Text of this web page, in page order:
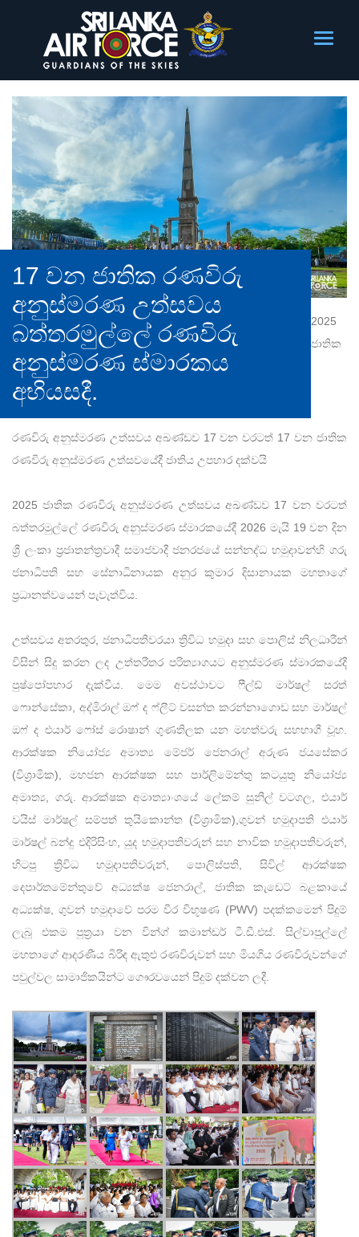
17 වන ජාතික රණවිරු
අනුස්මරණ උත්සවය
බත්තරමුල්ලේ රණවිරු
අනුස්මරණ ස්මාරකය
අභියසදී.
2025
ජාතික
රණවිරු අනුස්මරණ උත්සවය අඛණ්ඩව 17 වන වරටත් 17 වන ජාතික
රණවිරු අනුස්මරණ උත්සවයේදී ජාතිය උපහාර දක්වයි
2025 ජාතික රණවිරු අනුස්මරණ උත්සවය අඛණ්ඩව 17 වන වරටත්
බත්තරමුල්ලේ රණවිරු අනුස්මරණ ස්මාරකයේදී 2026 මැයි 19 වන දින
ශ්‍රී ලංකා ප්‍රජාතන්ත්‍රවාදී සමාජවාදී ජනරජයේ සන්නද්ධ හමුදාවන්හි ගරු
ජනාධිපති සහ සේනාධිනායක අනුර කුමාර දිසානායක මහතාගේ
ප්‍රධානත්වයෙන් පැවැත්විය.
උත්සවය අතරතුර, ජනාධිපතිවරයා ත්‍රිවිධ හමුදා සහ පොලිස් නිලධාරීන්
විසින් සිදු කරන ලද උත්තරීතර පරිත්‍යාගයට අනුස්මරණ ස්මාරකයේදී
පුෂ්පෝපහාර දැක්වීය. මෙම අවස්ථාවට ෆීල්ඩ් මාර්ෂල් සරත්
ෆොන්සේකා, අද්මිරාල් ඔෆ් ද ෆ්ලීට් වසන්ත කරන්නාගොඩ සහ මාර්ෂල්
ඔෆ් ද එයාර් ෆෝස් රොෂාන් ගුණතිලක යන මහත්වරු සහභාගී වූහ.
ආරක්ෂක නියෝජ්‍ය අමාත්‍ය මේජර් ජෙනරාල් අරුණ ජයසේකර
(විශ්‍රාමික), මහජන ආරක්ෂක සහ පාර්ලිමේන්තු කටයුතු නියෝජ්‍ය
අමාත්‍ය, ගරු. ආරක්ෂක අමාත්‍යාංශයේ ලේකම් සුනිල් වටගල, එයාර්
වයිස් මාර්ෂල් සම්පත් තුයිකොන්ත (විශ්‍රාමික),ගුවන් හමුදාපති එයාර්
මාර්ෂල් බන්දු එදිරිසිංහ, යුද හමුදාපතිවරුන් සහ නාවික හමුදාපතිවරුන්,
හිටපු ත්‍රිවිධ හමුදාපතිවරුන්, පොලිස්පති, සිවිල් ආරක්ෂක
දෙපාර්තමේන්තුවේ අධ්‍යක්ෂ ජෙනරාල්, ජාතික කැඩෙට් බළකායේ
අධ්‍යක්ෂ, ගුවන් හමුදාවේ පරම වීර විභූෂණ (PWV) පදක්කමෙන් පිදුම්
ලැබූ එකම පුත්‍රයා වන වින්ග් කමාන්ඩර් ටී.ඩී.එස්. සිල්වාපුල්ලේ
මහතාගේ ආදරණීය බිරිඳ ඇතුළු රණවිරුවන් සහ මියගිය රණවිරුවන්ගේ
පවුල්වල සාමාජිකයින්ට ගෞරවයෙන් පිදුම් දක්වන ලදී.